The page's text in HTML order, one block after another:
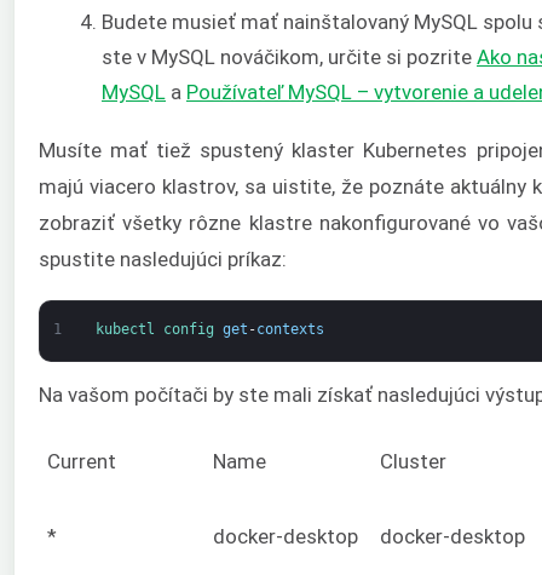
Budete musieť mať nainštalovaný MySQL
ste v MySQL nováčikom, určite si pozrite Ako
MySQL a Používateľ MySQL – vytvorenie a
Musíte mať tiež spustený klaster Kubernetes
majú viacero klastrov, sa uistite, že poznáte aktuálny
zobraziť všetky rôzne klastre nakonfigurované vo
spustite nasledujúci príkaz:
1 kubectl config get -contexts
Na vašom počítači by ste mali získať nasledujúci
Current Name Cluster
* docker-desktop docker-desktop